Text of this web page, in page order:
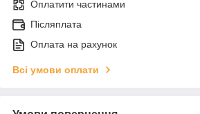
Оплатити частинами
Післяплата
Оплата на рахунок
Всі умови оплати